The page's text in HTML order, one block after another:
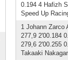
0.194 4 Hafizh
Speed Up
1 Johann Zarco
277,9 2'00.184
279,6 2'00.255
Takaaki